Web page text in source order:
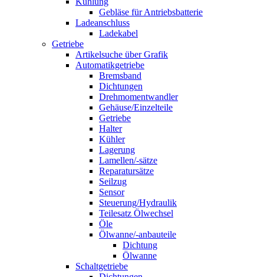
Gebläse für Antriebsbatterie
Ladeanschluss
Ladekabel
Getriebe
Artikelsuche über Grafik
Automatikgetriebe
Bremsband
Dichtungen
Drehmomentwandler
Gehäuse/Einzelteile
Getriebe
Halter
Kühler
Lagerung
Lamellen/-sätze
Reparatursätze
Seilzug
Sensor
Steuerung/Hydraulik
Teilesatz Ölwechsel
Öle
Ölwanne/-anbauteile
Dichtung
Ölwanne
Schaltgetriebe